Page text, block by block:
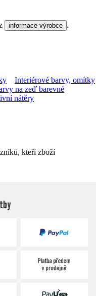
informace výrobce .
Interiérové barvy, omítky
na zeď barevné
nátěry
kteří zboží